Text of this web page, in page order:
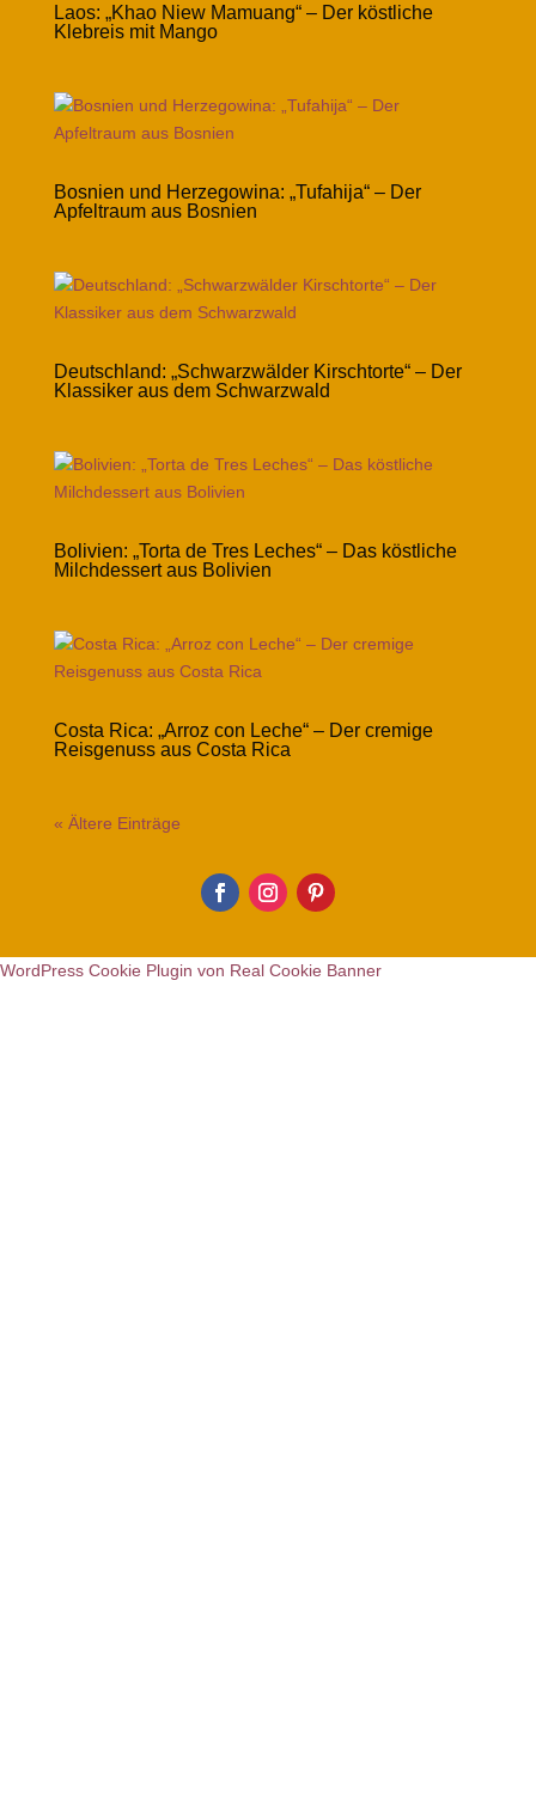
Laos: „Khao Niew Mamuang“ – Der köstliche
Klebreis mit Mango
Bosnien und Herzegowina: „Tufahija“ – Der
Apfeltraum aus Bosnien
Deutschland: „Schwarzwälder Kirschtorte“ – Der
Klassiker aus dem Schwarzwald
Bolivien: „Torta de Tres Leches“ – Das köstliche
Milchdessert aus Bolivien
Costa Rica: „Arroz con Leche“ – Der cremige
Reisgenuss aus Costa Rica
« Ältere Einträge
WordPress Cookie Plugin von Real Cookie Banner